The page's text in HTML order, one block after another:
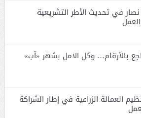
في تحديث الأطر التشريعية
بالأرقام… وكل الامل بشهر «آب»
العمالة الزراعية في إطار الشراكة